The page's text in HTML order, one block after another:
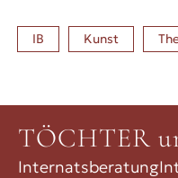
IB Kunst
TÖCHTER
Internatsberatung